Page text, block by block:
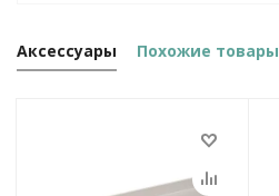
Аксессуары Похожие товары